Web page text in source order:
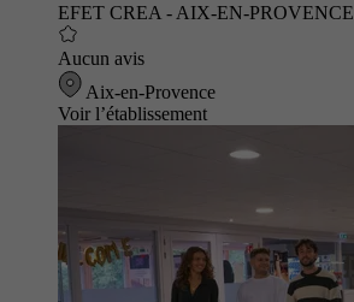
EFET CREA - AIX-EN-PROVENCE
Aucun avis
Aix-en-Provence
Voir l’établissement